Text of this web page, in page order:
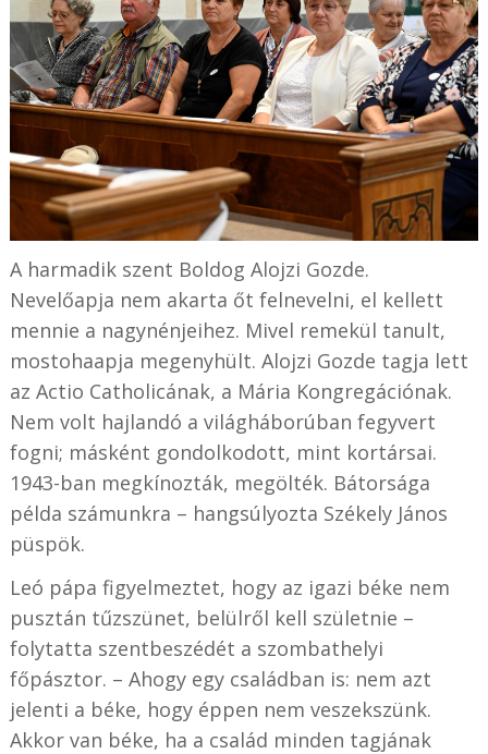
A harmadik szent Boldog Alojzi Gozde.
Nevelőapja nem akarta őt felnevelni, el kellett
mennie a nagynénjeihez. Mivel remekül tanult,
mostohaapja megenyhült. Alojzi Gozde tagja lett
az Actio Catholicának, a Mária Kongregációnak.
Nem volt hajlandó a világháborúban fegyvert
fogni; másként gondolkodott, mint kortársai.
1943-ban megkínozták, megölték. Bátorsága
példa számunkra – hangsúlyozta Székely János
püspök.
Leó pápa figyelmeztet, hogy az igazi béke nem
pusztán tűzszünet, belülről kell születnie –
folytatta szentbeszédét a szombathelyi
főpásztor. – Ahogy egy családban is: nem azt
jelenti a béke, hogy éppen nem veszekszünk.
Akkor van béke, ha a család minden tagjának